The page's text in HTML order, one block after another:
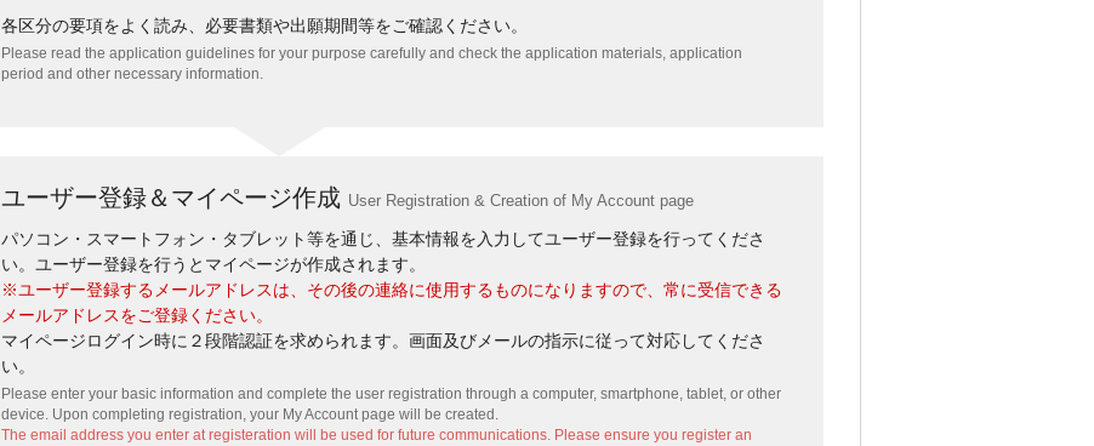
各区分の要項をよく読み、必要書類や出願期間等をご確認ください。
Please read the application guidelines for your purpose carefully and check the application materials, application
period and other necessary information.
ユーザー登録＆マイページ作成 User Registration & Creation of My Account page
パソコン・スマートフォン・タブレット等を通じ、基本情報を入力してユーザー登録を行ってくださ
い。ユーザー登録を行うとマイページが作成されます。
※ユーザー登録するメールアドレスは、その後の連絡に使用するものになりますので、常に受信できる
メールアドレスをご登録ください。
マイページログイン時に２段階認証を求められます。画面及びメールの指示に従って対応してくださ
い。
Please enter your basic information and complete the user registration through a computer, smartphone, tablet, or other
device. Upon completing registration, your My Account page will be created.
The email address you enter at registeration will be used for future communications. Please ensure you register an